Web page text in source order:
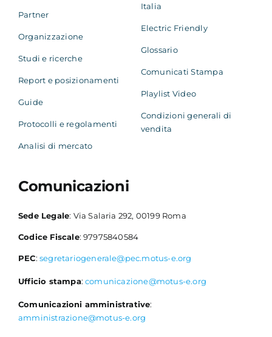
Partner
Organizzazione
Studi e ricerche
Report e posizionamenti
Guide
Protocolli e regolamenti
Analisi di mercato
Italia
Electric Friendly
Glossario
Comunicati Stampa
Playlist Video
Condizioni generali di
vendita
Comunicazioni
Sede Legale: Via Salaria 292, 00199 Roma
Codice Fiscale: 97975840584
PEC: segretariogenerale@pec.motus-e.org
Ufficio stampa:comunicazione@motus-e.org
Comunicazioni amministrative:
amministrazione@motus-e.org